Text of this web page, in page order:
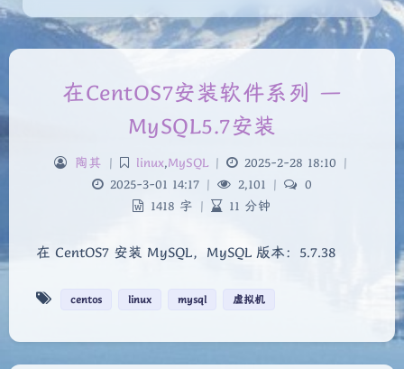
在CentOS7安装软件系列 —
MySQL5.7安装
陶其 | linux,MySQL | 2025-2-28 18:10 |
2025-3-01 14:17 | 2,101 |
0
1418 字 | 11 分钟
在 CentOS7 安装 MySQL，MySQL 版本：5.7.38
centos linux mysql 虚拟机